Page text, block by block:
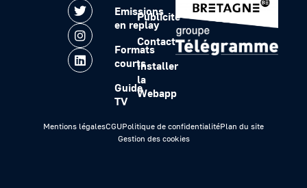
Emissions
en replay
Formats
courts
Guide
TV
Publicité
Contact
Installer
la
Webapp
Mentions légalesCGUPolitique de confidentialitéPlan du site
Gestion des cookies